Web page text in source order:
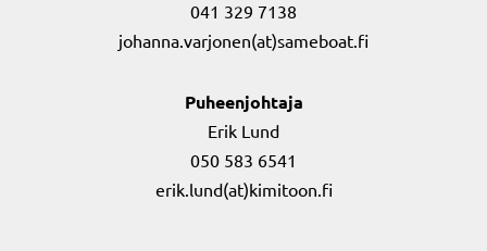
041 329 7138
johanna.varjonen(at)sameboat.fi
Puheenjohtaja
Erik Lund
050 583 6541
erik.lund(at)kimitoon.fi